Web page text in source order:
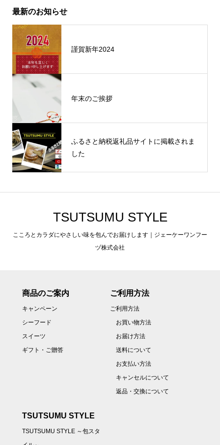
最新のお知らせ
謹賀新年2024
年末のご挨拶
ふるさと納税返礼品サイトに掲載されま
した
TSUTSUMU STYLE
こころとカラダにやさしい味を包んでお届けします｜ジェーケーワンフー
ヅ株式会社
商品のご案内
キャンペーン
シーフード
スイーツ
ギフト・ご贈答
ご利用方法
ご利用方法
お買い物方法
お届け方法
送料について
お支払い方法
キャンセルについて
返品・交換について
TSUTSUMU STYLE
TSUTSUMU STYLE ～包スタ